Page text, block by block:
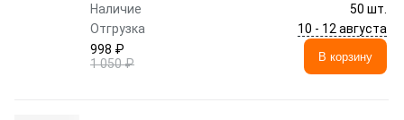
Наличие
50 шт.
Отгрузка
10 - 12 августа
998 ₽
1 050 ₽
В корзину